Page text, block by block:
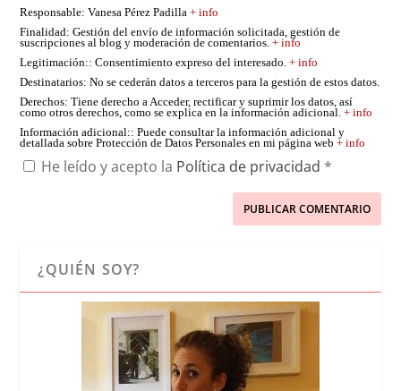
Responsable: Vanesa Pérez Padilla+ info
Finalidad: Gestión del envío de información solicitada, gestión de
suscripciones al blog y moderación de comentarios.+ info
Legitimación:: Consentimiento expreso del interesado.+ info
Destinatarios: No se cederán datos a terceros para la gestión de estos datos.
Derechos: Tiene derecho a Acceder, rectificar y suprimir los datos, así
como otros derechos, como se explica en la información adicional.+ info
Información adicional:: Puede consultar la información adicional y
detallada sobre Protección de Datos Personales en mi página web+ info
He leído y acepto la Política de privacidad *
¿QUIÉN SOY?